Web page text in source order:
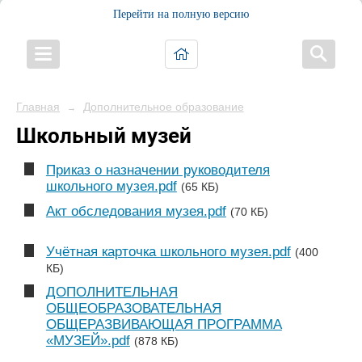
Перейти на полную версию
Главная → Дополнительное образование
Школьный музей
Приказ о назначении руководителя
школьного музея.pdf (65 КБ)
Акт обследования музея.pdf (70 КБ)
Учётная карточка школьного музея.pdf (400
КБ)
ДОПОЛНИТЕЛЬНАЯ
ОБЩЕОБРАЗОВАТЕЛЬНАЯ
ОБЩЕРАЗВИВАЮЩАЯ ПРОГРАММА
«МУЗЕЙ».pdf (878 КБ)